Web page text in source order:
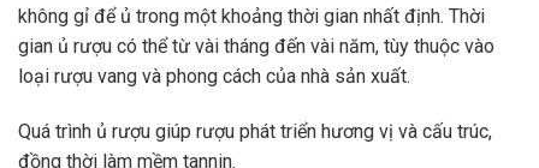
không gỉ để ủ trong một khoảng thời gian nhất định. Thời
gian ủ rượu có thể từ vài tháng đến vài năm, tùy thuộc vào
loại rượu vang và phong cách của nhà sản xuất.
Quá trình ủ rượu giúp rượu phát triển hương vị và cấu trúc,
đồng thời làm mềm tannin.